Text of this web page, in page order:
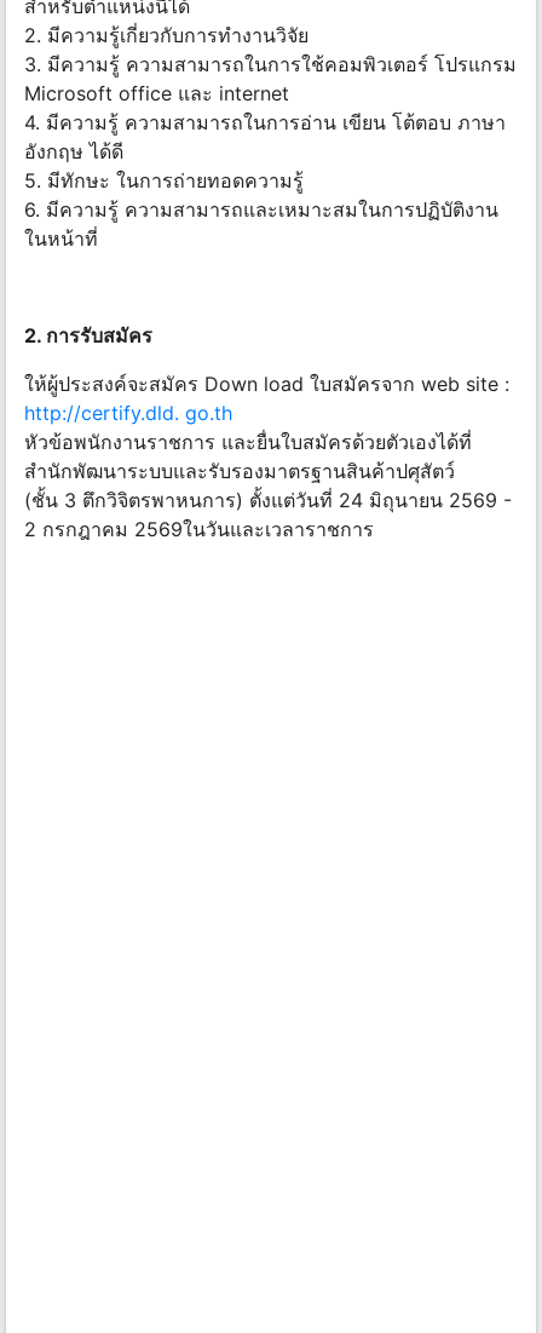
สำหรับตำแหน่งนี้ได้
2. มีความรู้เกี่ยวกับการทำงานวิจัย
3. มีความรู้ ความสามารถในการใช้คอมพิวเตอร์ โปรแกรม
Microsoft office และ internet
4. มีความรู้ ความสามารถในการอ่าน เขียน โต้ตอบ ภาษา
อังกฤษ ได้ดี
5. มีทักษะ ในการถ่ายทอดความรู้
6. มีความรู้ ความสามารถและเหมาะสมในการปฏิบัติงาน
ในหน้าที่
2. การรับสมัคร
ให้ผู้ประสงค์จะสมัคร Down load ใบสมัครจาก web site :
http://certify.dld. go.th
หัวข้อพนักงานราชการ และยื่นใบสมัครด้วยตัวเองได้ที่
สำนักพัฒนาระบบและรับรองมาตรฐานสินค้าปศุสัตว์
(ชั้น 3 ตึกวิจิตรพาหนการ) ตั้งแต่วันที่ 24 มิถุนายน 2569 -
2 กรกฎาคม 2569ในวันและเวลาราชการ